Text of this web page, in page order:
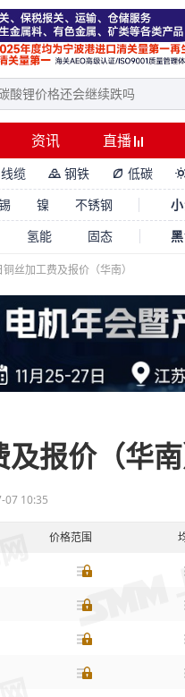
资讯 直播
线缆  钢铁  低碳
镍 不锈钢
氢能 固态
丝加工费及报价（华南）
报价（华南
07 10:35
价格范围